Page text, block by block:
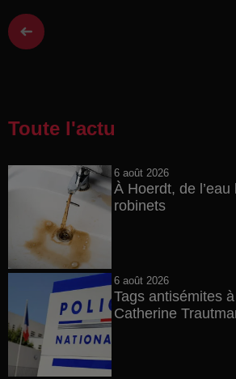
Toute l'actu
6 août 2026
À Hoerdt, de
robinets
6 août 2026
Tags antisémites
Catherine